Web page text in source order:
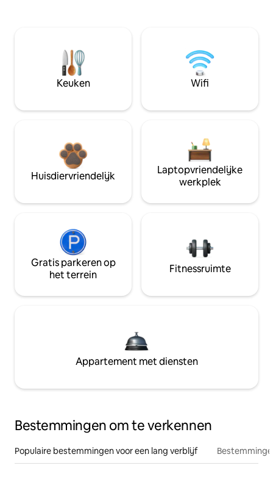
Keuken Wifi
Huisdiervriendelijk
Laptopvriendelijke
werkplek
Gratis parkeren op
het terrein
Fitnessruimte
Appartement met diensten
Bestemmingen om te verkennen
Populaire bestemmingen voor een lang verblijf